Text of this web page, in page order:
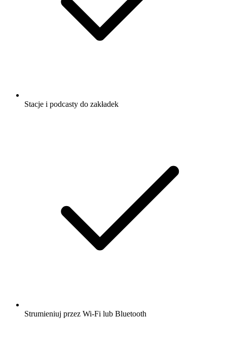
Stacje i podcasty do zakładek
Strumieniuj przez Wi-Fi lub Bluetooth